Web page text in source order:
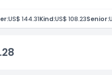
Sie mehr Fahrgeschäfte, Paraden
US$ 144.31Kind:US$ 108.23Senior: